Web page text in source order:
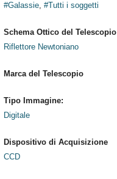
#Galassie, #Tutti i soggetti
Schema Ottico del Telescopio
Riflettore Newtoniano
Marca del Telescopio
Tipo Immagine:
Digitale
Dispositivo di Acquisizione
CCD